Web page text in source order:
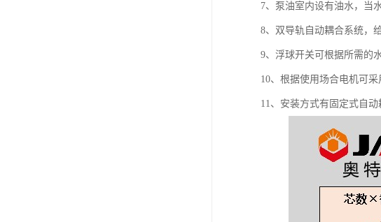
7、泵油室内设有油水，当
8、双导轨自动耦合系统，
9、浮球开关可根据所需的
10、根据使用场合电机可
11、安装方式有固定式自